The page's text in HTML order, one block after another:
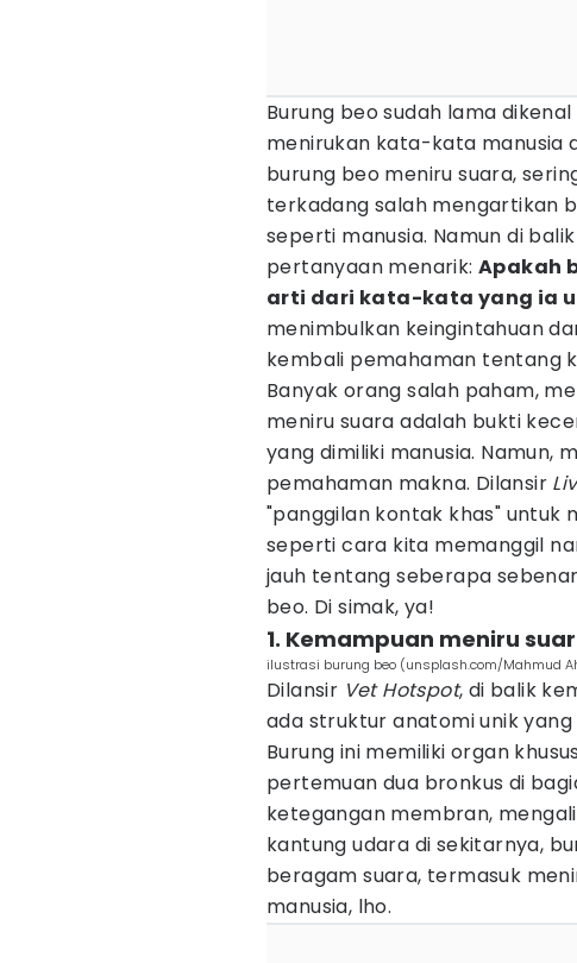
Burung beo sudah lama
menirukan kata-kata manusia
burung beo meniru suara,
terkadang salah mengartikan
seperti manusia. Namun di
pertanyaan menarik: Apakah
arti dari kata-kata yang ia
menimbulkan keingintahuan
kembali pemahaman tentang
Banyak orang salah paham,
meniru suara adalah bukti
yang dimiliki manusia. Namun,
pemahaman makna. Dilansir
"panggilan kontak khas" untuk
seperti cara kita memanggil
jauh tentang seberapa
beo. Di simak, ya!
1. Kemampuan meniru
ilustrasi burung beo (unsplash.com/Mahmud
Dilansir Vet Hotspot, di balik
ada struktur anatomi unik
Burung ini memiliki organ
pertemuan dua bronkus di
ketegangan membran,
kantung udara di sekitarnya,
beragam suara, termasuk
manusia, lho.